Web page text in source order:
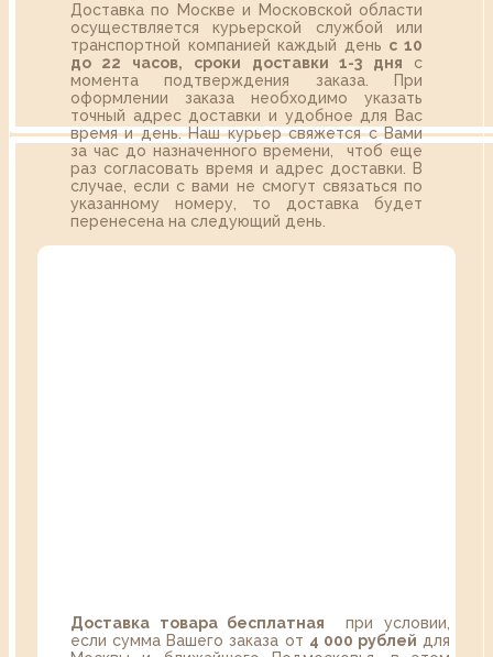
Доставка по Москве и Московской области
осуществляется курьерской службой или
транспортной компанией каждый день с 10
до 22 часов,
сроки доставки 1-3 дня с
момента подтверждения заказа. При
оформлении заказа необходимо указать
точный адрес доставки и удобное для Вас
время и день. Наш курьер свяжется с Вами
за час до назначенного времени, чтоб еще
раз согласовать время и адрес доставки. В
случае, если с вами не смогут связаться по
указанному номеру, то доставка будет
перенесена на следующий день.
Доставка товара бесплатная при условии,
если сумма Вашего заказа от 4 000 рублей для